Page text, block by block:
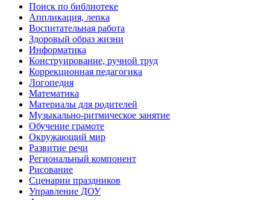
Поиск по библиотеке
Аппликация, лепка
Воспитательная работа
Здоровый образ жизни
Информатика
Конструирование, ручной труд
Коррекционная педагогика
Логопедия
Математика
Материалы для родителей
Музыкально-ритмическое занятие
Обучение грамоте
Окружающий мир
Развитие речи
Региональный компонент
Рисование
Сценарии праздников
Управление ДОУ